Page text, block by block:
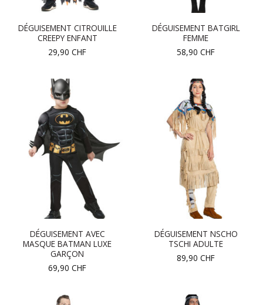
DÉGUISEMENT CITROUILLE
CREEPY ENFANT
29,90 CHF
DÉGUISEMENT BATGIRL
FEMME
58,90 CHF
DÉGUISEMENT AVEC
MASQUE BATMAN LUXE
GARÇON
69,90 CHF
DÉGUISEMENT NSCHO
TSCHI ADULTE
89,90 CHF